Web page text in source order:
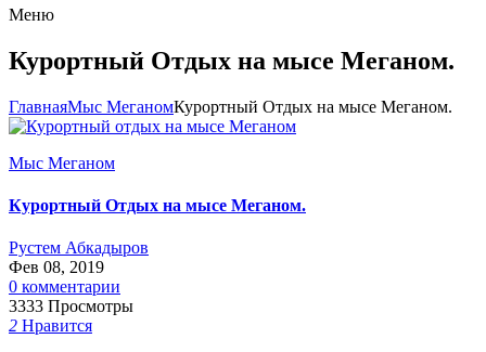
Меню
Курортный Отдых на мысе Меганом.
ГлавнаяМыс МеганомКурортный Отдых на мысе Меганом.
Мыс Меганом
Курортный Отдых на мысе Меганом.
Рустем Абкадыров
Фев 08, 2019
0 комментарии
3333 Просмотры
2 Нравится